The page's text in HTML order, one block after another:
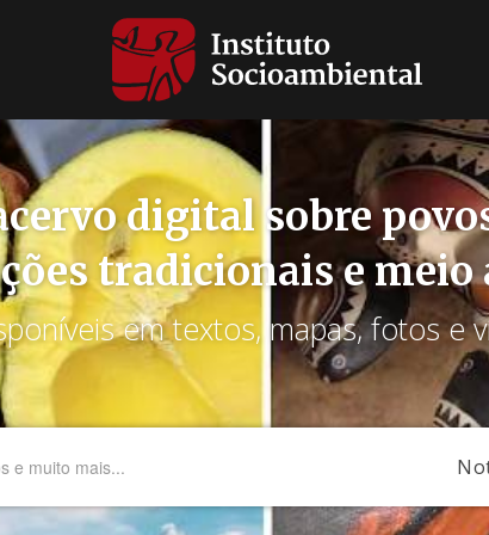
digital sobre
tradicionais e meio
em textos, mapas, fotos e